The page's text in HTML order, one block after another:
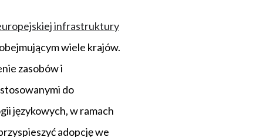
infrastruktury
wiele krajów.
zasobów i
do
językowych, w ramach
adopcję we